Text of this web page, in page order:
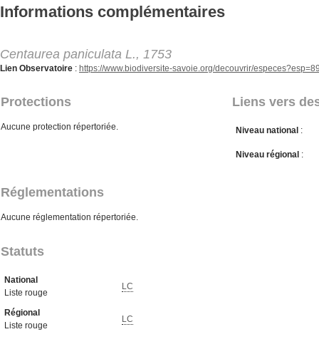
Aller au contenu principal
Informations complémentaires
Centaurea paniculata L., 1753
Lien Observatoire : https://www.biodiversite-savoie.org/decouvrir/
Protections Liens vers
Aucune protection répertoriée. Niveau national :
Niveau régional :
Réglementations
Aucune réglementation répertoriée.
Statuts
National
Liste rouge
LC
Régional
Liste rouge
LC